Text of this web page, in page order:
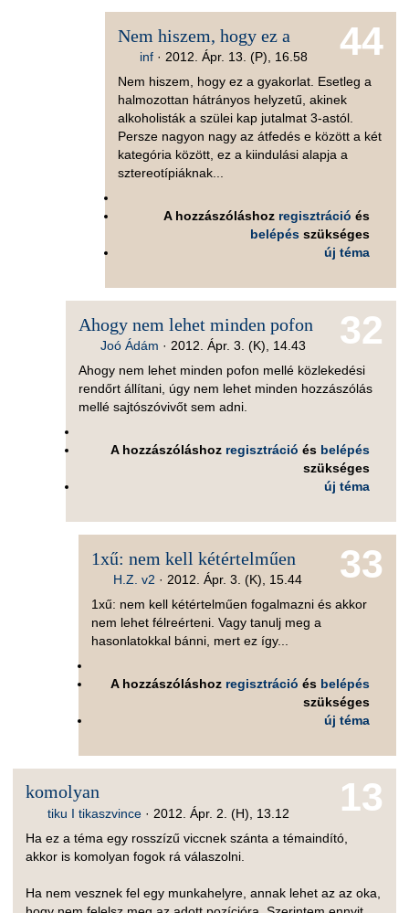
44
Nem hiszem, hogy ez a
inf· 2012. Ápr. 13. (P), 16.58
Nem hiszem, hogy ez a gyakorlat. Esetleg a
halmozottan hátrányos helyzetű, akinek
alkoholisták a szülei kap jutalmat 3-astól.
Persze nagyon nagy az átfedés e között a két
kategória között, ez a kiindulási alapja a
sztereotípiáknak...
A hozzászóláshoz regisztráció és
belépés szükséges
új téma
32
Ahogy nem lehet minden pofon
Joó Ádám · 2012. Ápr. 3. (K), 14.43
Ahogy nem lehet minden pofon mellé közlekedési
rendőrt állítani, úgy nem lehet minden hozzászólás
mellé sajtószóvivőt sem adni.
A hozzászóláshoz regisztráció és belépés
szükséges
új téma
33
1xű: nem kell kétértelműen
H.Z. v2 · 2012. Ápr. 3. (K), 15.44
1xű: nem kell kétértelműen fogalmazni és akkor
nem lehet félreérteni. Vagy tanulj meg a
hasonlatokkal bánni, mert ez így...
A hozzászóláshoz regisztráció és belépés
szükséges
új téma
13
komolyan
tiku I tikaszvince · 2012. Ápr. 2. (H), 13.12
Ha ez a téma egy rosszízű viccnek szánta a témaindító,
akkor is komolyan fogok rá válaszolni.
Ha nem vesznek fel egy munkahelyre, annak lehet az az oka,